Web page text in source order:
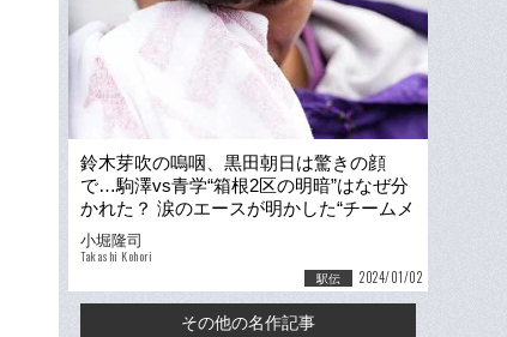
鈴木芽吹の嗚咽、黒田朝日は驚きの顔
で…駒澤vs青学“箱根2区の明暗”はなぜ分
かれた？ 涙のエースが明かした“チームメ
イトへのLINE”
小堀隆司
Takashi Kohori
駅伝 2024/01/02
その他の名作記事